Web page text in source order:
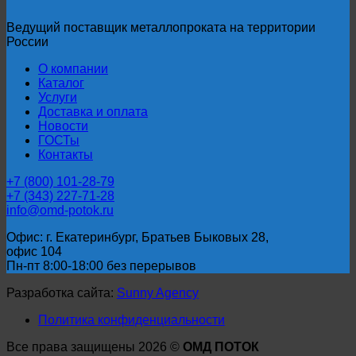
Ведущий поставщик металлопроката на территории
России
О компании
Каталог
Услуги
Доставка и оплата
Новости
ГОСТы
Контакты
+7 (800) 101-28-79
+7 (343) 227-71-28
info@omd-potok.ru
Офис: г. Екатеринбург, Братьев Быковых 28,
офис 104
Пн-пт 8:00-18:00 без перерывов
Разработка сайта: Sunny Agency
Политика конфиденциальности
Все права защищены 2026 © ОМД ПОТОК